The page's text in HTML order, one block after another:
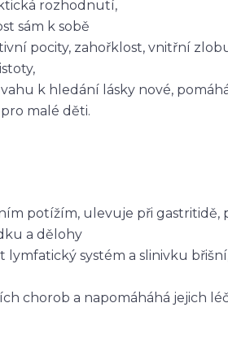
rozhodnutí,
sám k sobě
pocity, zahořklost, vnitřní
k hledání lásky nové,
malé děti.
potížím, ulevuje při gastritidě,
a dělohy
lymfatický systém a slinivku
chorob a napomáháhá jejich